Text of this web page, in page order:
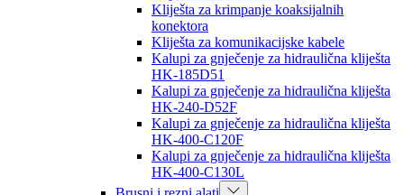
Kliješta za krimpanje koaksijalnih
konektora
Kliješta za komunikacijske kabele
Kalupi za gnječenje za hidraulična kliješta
HK-185D51
Kalupi za gnječenje za hidraulična kliješta
HK-240-D52F
Kalupi za gnječenje za hidraulična kliješta
HK-400-C120F
Kalupi za gnječenje za hidraulična kliješta
HK-400-C130L